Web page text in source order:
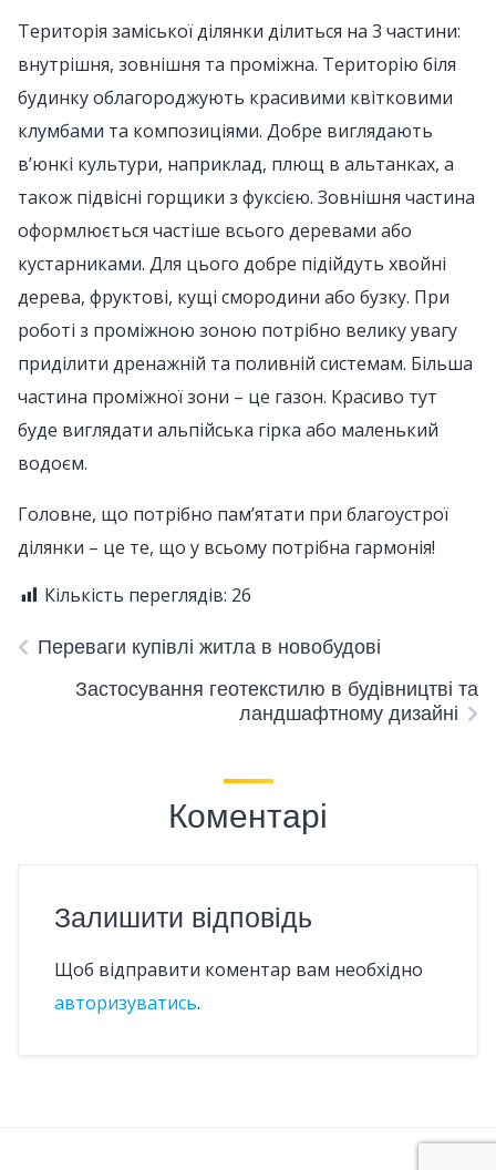
Територія заміської ділянки ділиться на 3 частини:
внутрішня, зовнішня та проміжна. Територію біля
будинку облагороджують красивими квітковими
клумбами та композиціями. Добре виглядають
в’юнкі культури, наприклад, плющ в альтанках, а
також підвісні горщики з фуксією. Зовнішня частина
оформлюється частіше всього деревами або
кустарниками. Для цього добре підійдуть хвойні
дерева, фруктові, кущі смородини або бузку. При
роботі з проміжною зоною потрібно велику увагу
приділити дренажній та поливній системам. Більша
частина проміжної зони – це газон. Красиво тут
буде виглядати альпійська гірка або маленький
водоєм.
Головне, що потрібно пам’ятати при благоустрої
ділянки – це те, що у всьому потрібна гармонія!
Кількість переглядів: 26
Переваги купівлі житла в новобудові
Застосування геотекстилю в будівництві та
ландшафтному дизайні
Коментарі
Залишити відповідь
Щоб відправити коментар вам необхідно
авторизуватись.